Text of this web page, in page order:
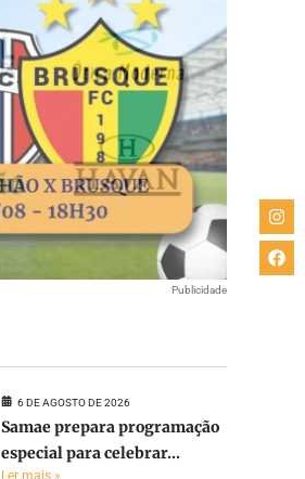
Publicidade
6 DE AGOSTO DE 2026
Samae prepara programação
especial para celebrar...
Ler mais »